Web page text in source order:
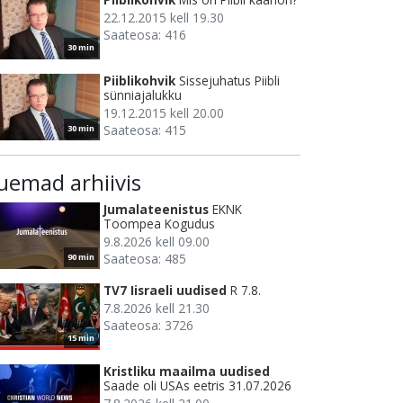
30 min
22.12.2015 kell 19.30
Saateosa: 416
30 min
Piiblikohvik Sissejuhatus Piibli
sünniajalukku
19.12.2015 kell 20.00
Saateosa: 415
arhiivis
90 min
Jumalateenistus EKNK
Toompea Kogudus
9.8.2026 kell 09.00
Saateosa: 485
15 min
TV7 Iisraeli uudised R 7.8.
7.8.2026 kell 21.30
Saateosa: 3726
Kristliku maailma uudised
Saade oli USAs eetris 31.07.2026